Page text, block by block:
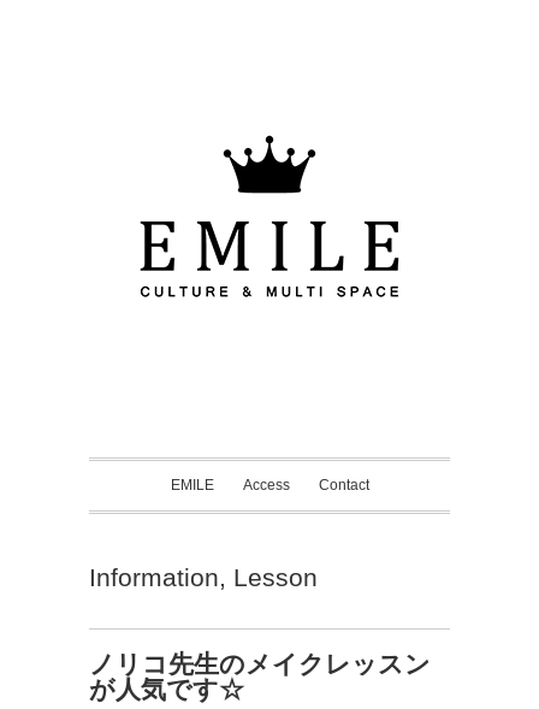
EMILE Access Contact
Information, Lesson
ノリコ先生のメイクレッスン
が人気です☆